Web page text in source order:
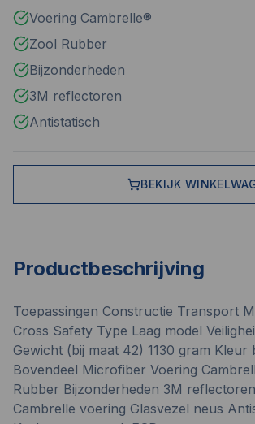
Voering Cambrelle®
Zool Rubber
Bijzonderheden
3M reflectoren
Antistatisch
BEKIJK
Productbeschrijving
Toepassingen Constructie Transport
Cross Safety Type Laag model
Gewicht (bij maat 42) 1130 gram Kleur
Bovendeel Microfiber Voering
Rubber Bijzonderheden 3M
Cambrelle voering Glasvezel neus